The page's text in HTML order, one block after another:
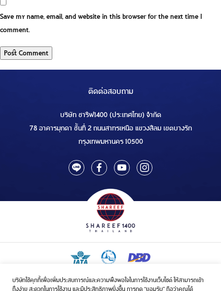
บริษัทใช้คุกกี้เพื่อเพิ่มประสบการณ์และความพึงพอใจในการใช้งานเว็บไซต์ ให้สามารถเข้า
ถึงง่าย สะดวกในการใช้งาน และมีประสิทธิภาพยิ่งขึ้น การกด “ยอมรับ” ถือว่าคุณได้
Save my name, email, and website in this browser for the next time I
comment.
ติดต่อสอบถาม
บริษัท ชารีฟ1400 (ประเทศไทย) จำกัด
78 อาคารมุกดา ชั้นที่ 2 ถนนสาทรเหนือ แขวงสีลม เขตบางรัก
กรุงเทพมหานคร 10500
ใบอนุญาตเป็นผู้ประกอบกิจการรับจัดบริการขนส่งในกิจการฮัจย์เลขที่ 1/2568